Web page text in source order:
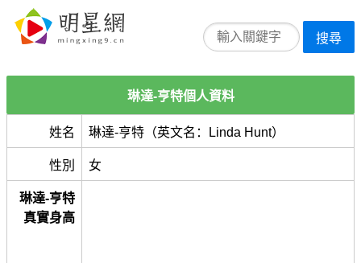
搜尋
琳達-亨特個人資料
姓名 琳達-亨特（英文名：Linda Hunt）
性別 女
琳達-亨特
真實身高